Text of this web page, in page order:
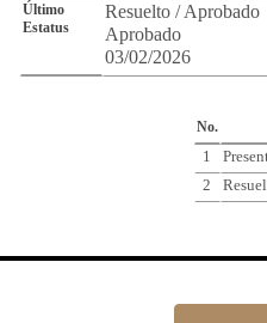
Último
Estatus
Resuelto / Aprobado
Aprobado
03/02/2026
No.
1
2